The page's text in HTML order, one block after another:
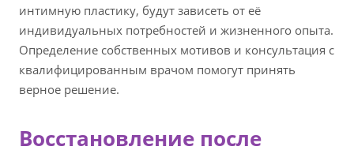
интимную пластику, будут зависеть от её
индивидуальных потребностей и жизненного опыта.
Определение собственных мотивов и консультация с
квалифицированным врачом помогут принять
верное решение.
Восстановление после